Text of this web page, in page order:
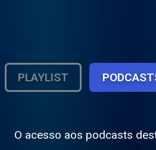
PLAYLIST
O acesso aos podcasts